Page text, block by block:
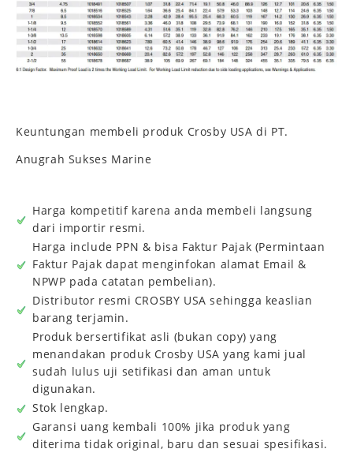
Keuntungan membeli produk Crosby USA di PT.
Anugrah Sukses Marine
Harga kompetitif karena anda membeli langsung
dari importir resmi.
Harga include PPN & bisa Faktur Pajak (Permintaan
Faktur Pajak dapat menginfokan alamat Email &
NPWP pada catatan pembelian).
Distributor resmi CROSBY USA sehingga keaslian
barang terjamin.
Produk bersertifikat asli (bukan copy) yang
menandakan produk Crosby USA yang kami jual
sudah lulus uji setifikasi dan aman untuk
digunakan.
Stok lengkap.
Garansi uang kembali 100% jika produk yang
diterima tidak original, baru dan sesuai spesifikasi.